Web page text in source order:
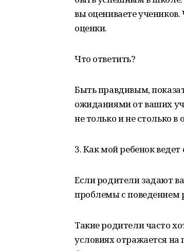
вы оцениваете
оценки.
Что ответить?
Быть правдивым,
ожиданиями от ваших
не только и не столько в
3. Как мой ребенок ведет
Если родители задают
проблемы с поведением
Такие родители часто
условиях отражается на